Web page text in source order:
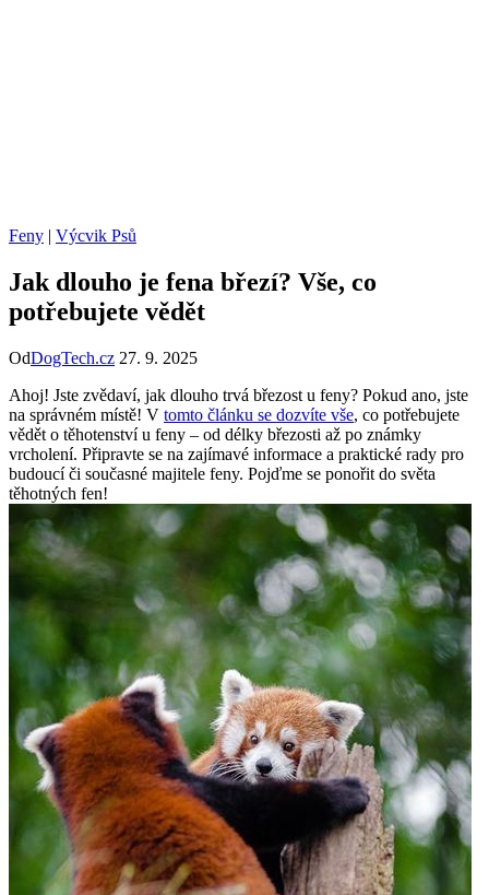
Feny | Výcvik Psů
Jak dlouho je fena březí? Vše, co
potřebujete vědět
OdDogTech.cz 27. 9. 2025
Ahoj! Jste zvědaví, jak dlouho trvá březost u feny? Pokud ano, jste
na správném místě! V tomto článku se dozvíte vše, co potřebujete
vědět o těhotenství u feny – od délky březosti až po známky
vrcholení. Připravte se na zajímavé informace a praktické rady pro
budoucí či současné majitele feny. Pojďme se ponořit do světa
těhotných fen!